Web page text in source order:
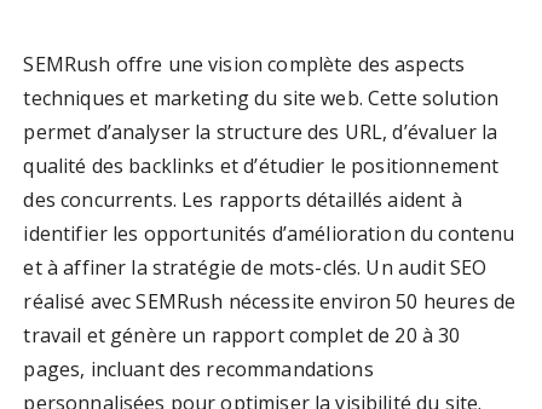
SEMRush offre une vision complète des aspects
techniques et marketing du site web. Cette solution
permet d’analyser la structure des URL, d’évaluer la
qualité des backlinks et d’étudier le positionnement
des concurrents. Les rapports détaillés aident à
identifier les opportunités d’amélioration du contenu
et à affiner la stratégie de mots-clés. Un audit SEO
réalisé avec SEMRush nécessite environ 50 heures de
travail et génère un rapport complet de 20 à 30
pages, incluant des recommandations
personnalisées pour optimiser la visibilité du site.